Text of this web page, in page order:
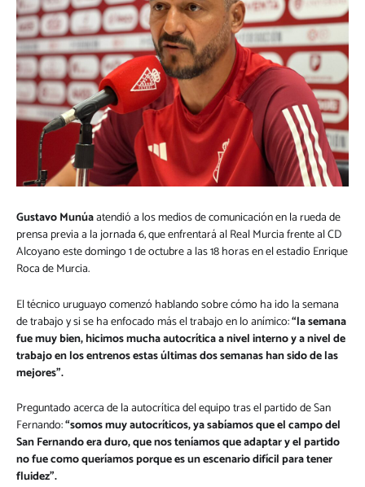
Gustavo Munúaatendió a los medios de comunicación en la rueda de
prensa previa a la jornada 6, que enfrentará al Real Murcia frente al CD
Alcoyano este domingo 1 de octubre a las 18 horas en el estadio Enrique
Roca de Murcia.
El técnico uruguayo comenzó hablando sobre cómo ha ido la semana
de trabajo y si se ha enfocado más el trabajo en lo anímico:“la semana
fue muy bien, hicimos mucha autocrítica a nivel interno y a nivel de
trabajo en los entrenos estas últimas dos semanas han sido de las
mejores”.
Preguntado acerca de la autocrítica del equipo tras el partido de San
Fernando:“somos muy autocríticos, ya sabíamos que el campo del
San Fernando era duro, que nos teníamos que adaptar y el partido
no fue como queríamos porque es un escenario difícil para tener
fluidez”.